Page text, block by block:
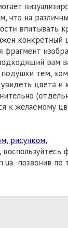
что на
впитывать
конкретный
фрагмент
вам
тем,
цвета и
к желаемому
рисунком,
позвонив по